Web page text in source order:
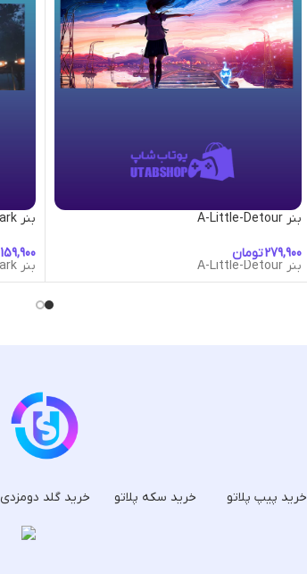
بنر A-Little-Detour
تومان
بنر A-Little-Detour
بنر Abandoned-Park
بنر Abandoned-Park
خرید پیپ پلاتو خرید سکه پلاتو خرید گلد دومزدی